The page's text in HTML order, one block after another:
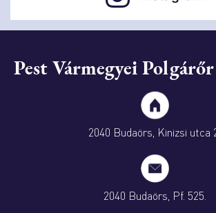
Pest Vármegyei Polgárőr
2040 Budaörs, Kinizsi utca
2040 Budaörs, Pf. 525.